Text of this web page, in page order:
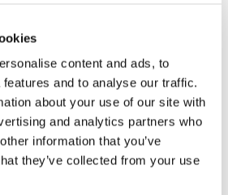
content and ads, to
and to analyse our traffic.
about your use of our site with
and analytics partners who
information that you’ve
they’ve collected from your use